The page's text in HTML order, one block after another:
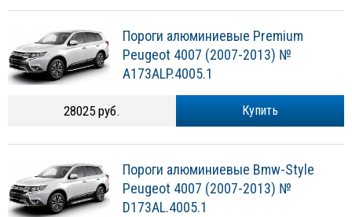
Пороги алюминиевые Premium
Peugeot 4007 (2007-2013) №
A173ALP.4005.1
Купить
28025 руб.
Пороги алюминиевые Bmw-Style
Peugeot 4007 (2007-2013) №
D173AL.4005.1